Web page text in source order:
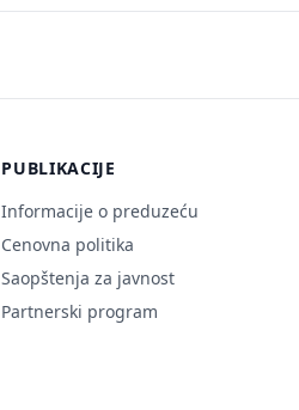
PUBLIKACIJE
Informacije o preduzeću
Cenovna politika
Saopštenja za javnost
Partnerski program